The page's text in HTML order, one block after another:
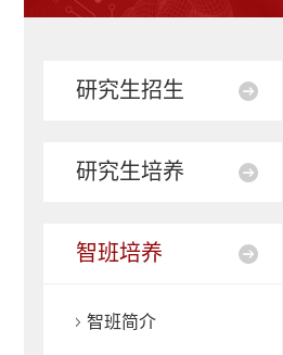
研究生招生
研究生培养
智班培养
智班简介